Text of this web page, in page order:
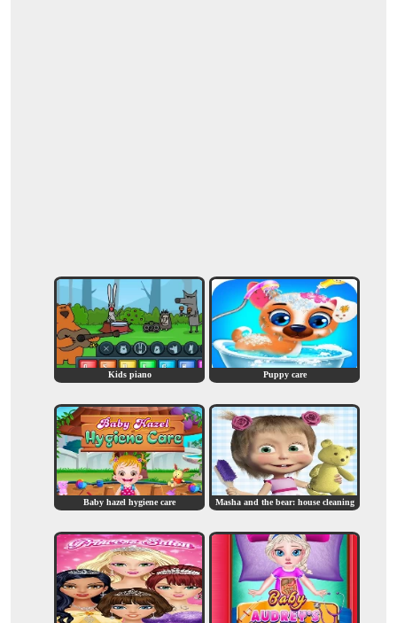
Kids piano Puppy care
Baby hazel hygiene care Masha and the bear: house cleaning